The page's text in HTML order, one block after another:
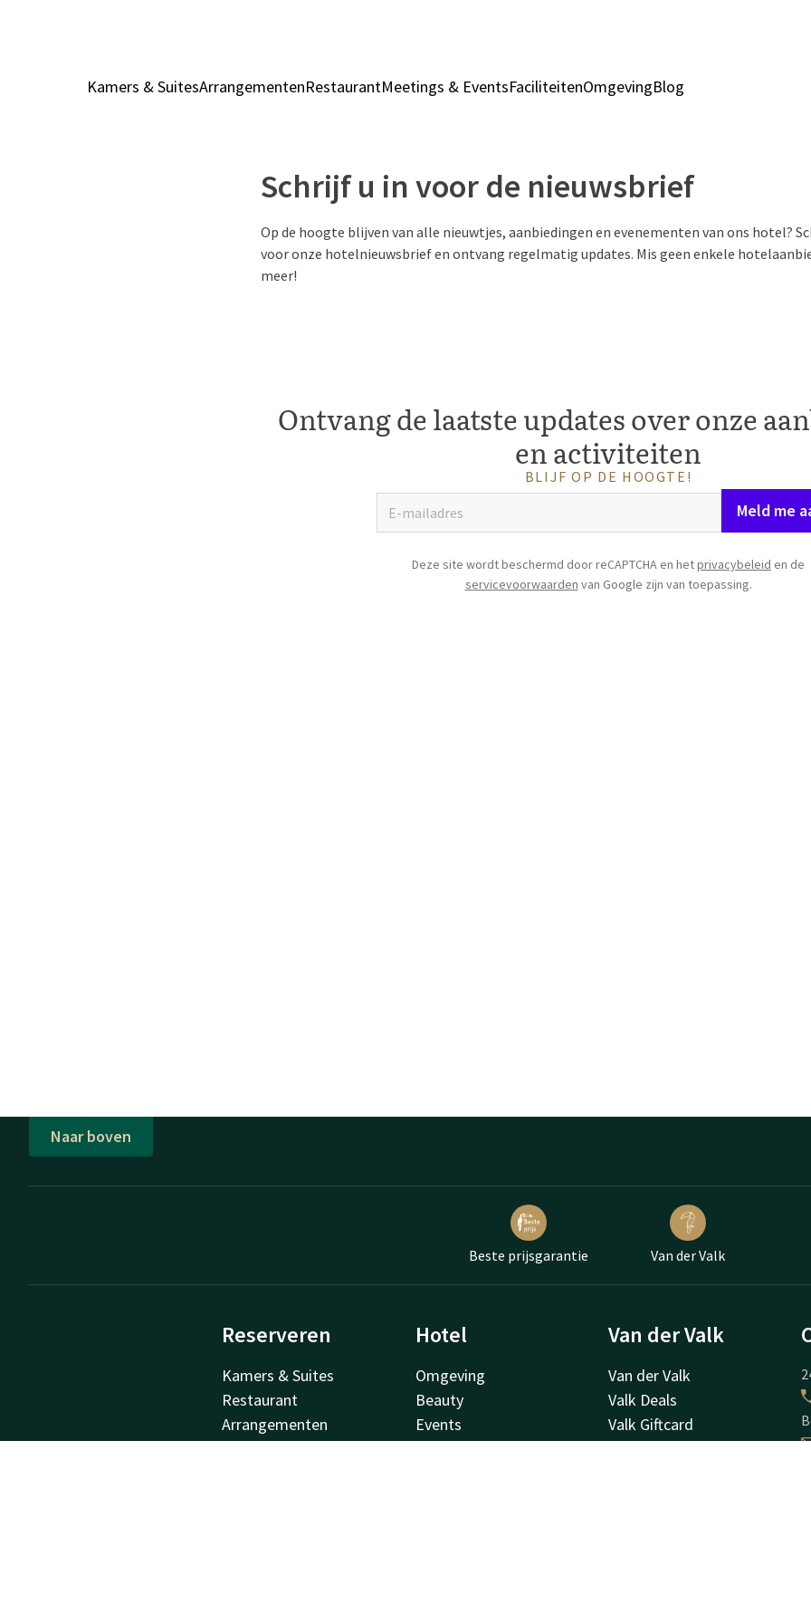
Kamers & SuitesArrangementenRestaurantMeetings & EventsFaciliteitenOmgevingBlog
Schrijf u in voor de nieuwsbrief
Op de hoogte blijven van alle nieuwtjes, aanbiedingen en evenementen van ons hotel?
voor onze hotelnieuwsbrief en ontvang regelmatig updates. Mis geen enkele
meer!
Ontvang de laatste updates over onze
en activiteiten
BLIJF OP DE HOOGTE!
Meld me
Deze site wordt beschermd door reCAPTCHA en hetprivacybeleid en de
servicevoorwaarden van Google zijn van toepassing.
Naar boven
Beste prijsgarantie Van der Valk
Reserveren
Kamers & Suites
Restaurant
Arrangementen
Hotel
Omgeving
Beauty
Events
Van der Valk
Van der Valk
Valk Deals
Valk Giftcard